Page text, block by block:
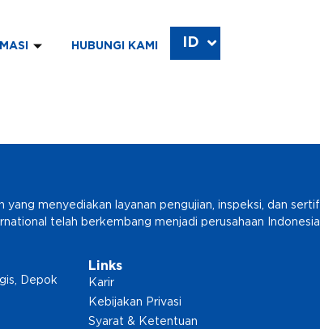
HUBUNGI KAMI ID
EN
yang menyediakan layanan pengujian, inspeksi, dan
telah berkembang menjadi perusahaan
Depok
Links
Karir
Kebijakan Privasi
Syarat & Ketentuan